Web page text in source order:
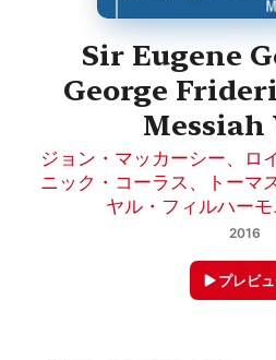
Sir Eugene
George
Messiah
ジョン・マッカーシー、
ロ
ニック・コーラス 、 トーマ
ヤル・フィルハー
2016
プレビ